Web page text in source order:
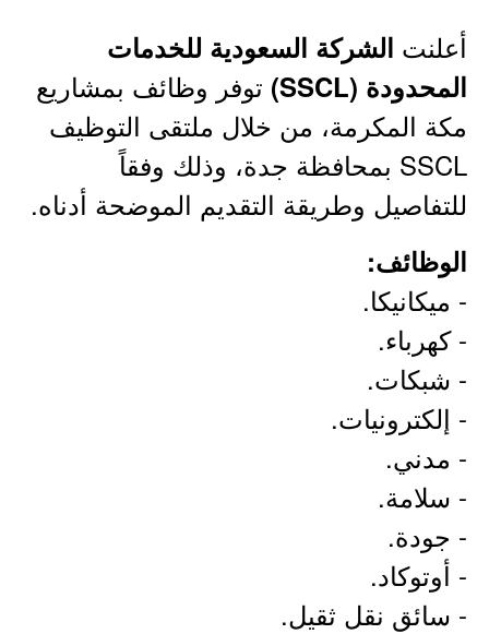
أعلنت الشركة السعودية للخدمات
المحدودة (SSCL)
توفر وظائف بمشاريع
مكة المكرمة، من خلال ملتقى التوظيف
SSCL بمحافظة جدة، وذلك وفقاً
للتفاصيل وطريقة التقديم الموضحة أدناه.
الوظائف:
- ميكانيكا.
- كهرباء.
- شبكات.
- إلكترونيات.
- مدني.
- سلامة.
- جودة.
- أوتوكاد.
- سائق نقل ثقيل.